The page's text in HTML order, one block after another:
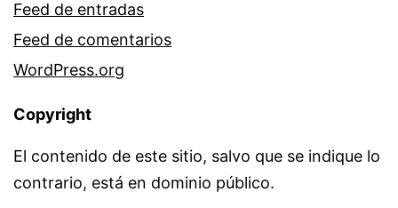
Feed de entradas
Feed de comentarios
WordPress.org
Copyright
El contenido de este sitio, salvo que se indique lo
contrario, está en dominio público.